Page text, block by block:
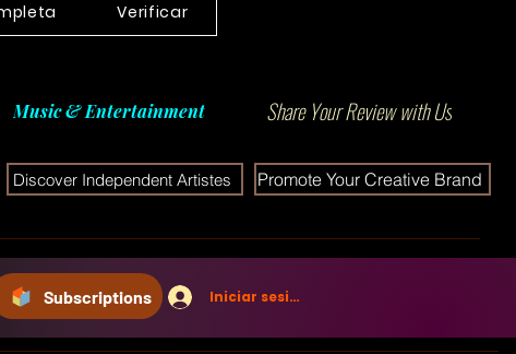
Verificar
Music & Entertainment Share Your Review with Us
Discover Independent Artistes Promote Your Creative Brand
Subscriptions Iniciar sesión